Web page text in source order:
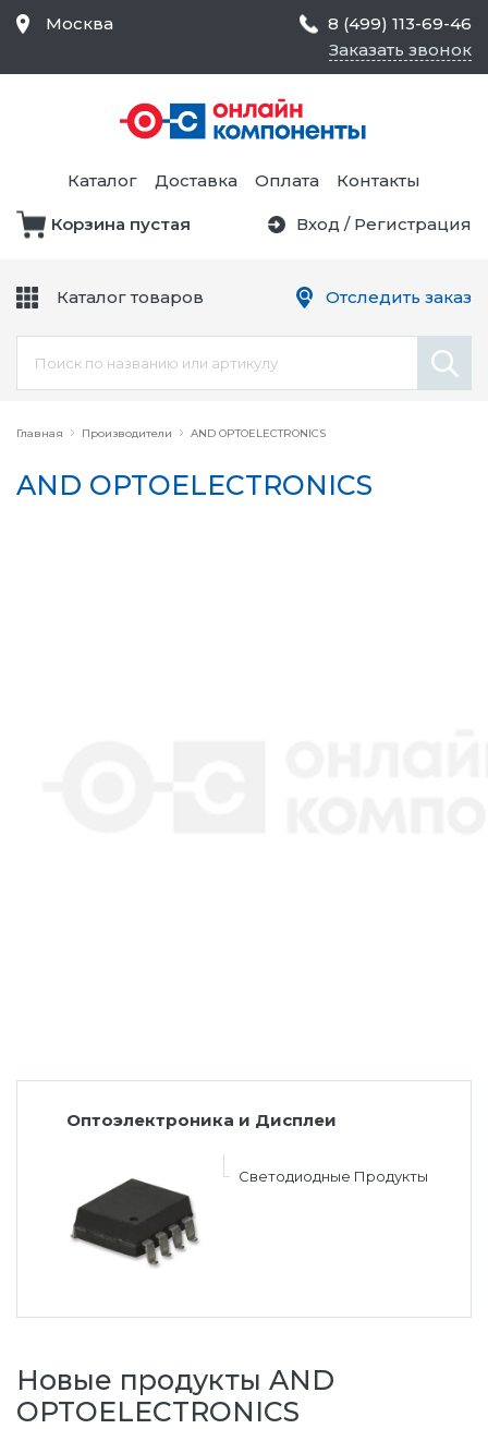
Главная Производители AND OPTOELECTRONICS
AND OPTOELECTRONICS
Оптоэлектроника и Дисплеи
Светодиодные Продукты
Новые продукты AND
OPTOELECTRONICS
Москва
8 (499) 113-69-46
Заказать звонок
Каталог Доставка Оплата Контакты
Корзина пустая Вход / Регистрация
Каталог товаров
Средства Контроля
Статического
Электричества и
Безопасности,
Товары для Чистых
Цепи
Отследить заказ